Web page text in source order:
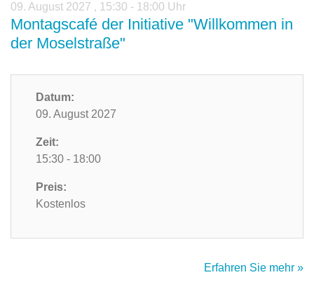
09. August 2027 , 15:30 - 18:00 Uhr
Montagscafé der Initiative "Willkommen in
der Moselstraße"
Datum:
09. August 2027
Zeit:
15:30 - 18:00
Preis:
Kostenlos
Erfahren Sie mehr »